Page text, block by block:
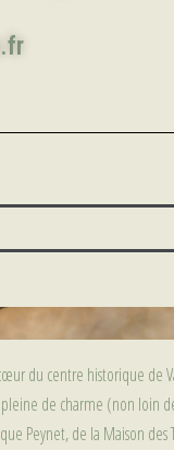
du centre historique de
de charme (non loin
Peynet, de la Maison des